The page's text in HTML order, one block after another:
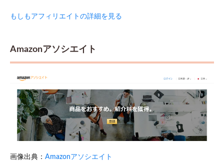
もしもアフィリエイトの詳細を見る
Amazonアソシエイト
画像出典： Amazonアソシエイト